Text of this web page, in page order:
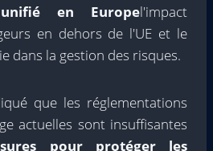
unifié en Europel'impact
en dehors de l'UE et le
dans la gestion des risques.
que les réglementations
actuelles sont insuffisantes
pour protéger les